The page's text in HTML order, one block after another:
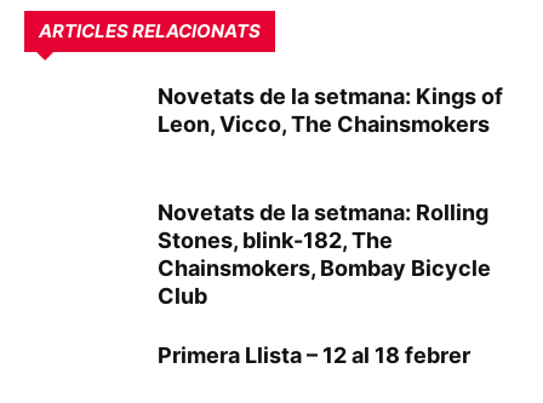
ARTICLES RELACIONATS
Novetats de la setmana: Kings of
Leon, Vicco, The Chainsmokers
Novetats de la setmana: Rolling
Stones, blink-182, The
Chainsmokers, Bombay Bicycle
Club
Primera Llista – 12 al 18 febrer